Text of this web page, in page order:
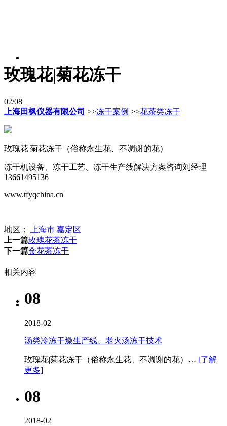
玫瑰花|菊花冻干
02/08
上海田枫仪器有限公司 >>冻干案例 >>花茶类冻干
玫瑰花|菊花冻干（俗称永生花、不凋谢的花）
冻干机设备、冻干工艺、冻干生产线解决方案咨询刘经理
13661495136
www.tfyqchina.cn
地区： 上海市 嘉定区
上一篇玫瑰花茶冻干
下一篇金花茶冻干
相关内容
08
2018-02
汤类冷冻干燥生产线、老火汤冻干技术
玫瑰花|菊花冻干（俗称永生花、不凋谢的花）… [了解
更多]
08
2018-02